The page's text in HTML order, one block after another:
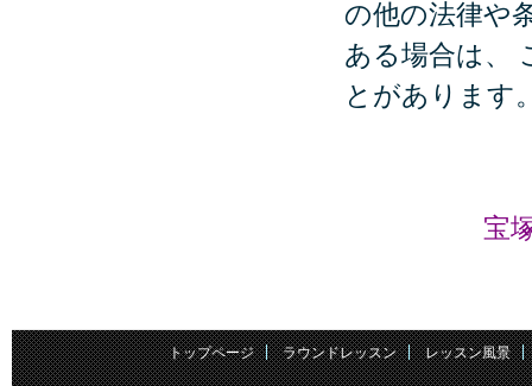
の他の法律や
ある場合は、
とがあります
宝
トップページ ラウンドレッスン レッスン風景